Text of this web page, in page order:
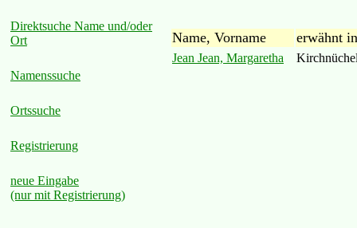
Direktsuche Name und/oder
Ort
Namenssuche
Ortssuche
Registrierung
neue Eingabe
(nur mit Registrierung)
Name, Vorname erwähnt in
Jean Jean, Margaretha